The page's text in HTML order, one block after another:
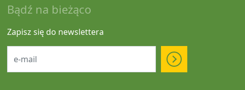
Bądź na bieżąco
Zapisz się do newslettera